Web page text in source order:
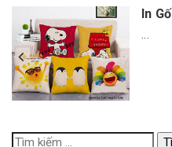
In
...
Tìm